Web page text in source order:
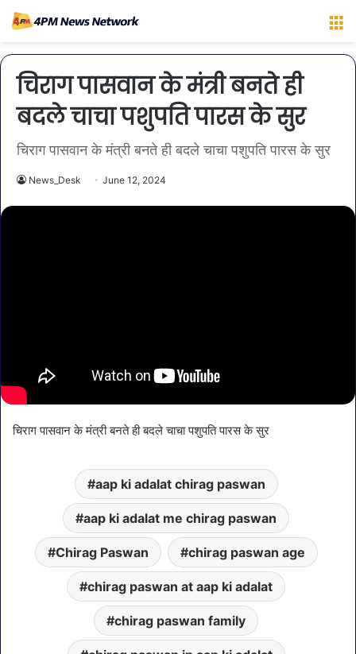
चिराग पासवान के मंत्री बनते ही
बदले चाचा पशुपति पारस के सुर
चिराग पासवान के मंत्री बनते ही बदले चाचा पशुपति पारस के सुर
News_Desk June 12, 2024
चिराग पासवान के मंत्री बनते ही बदले चाचा पशुपति पारस के सुर
aap ki adalat chirag paswan
aap ki adalat me chirag paswan
Chirag Paswan chirag paswan age
chirag paswan at aap ki adalat
chirag paswan family